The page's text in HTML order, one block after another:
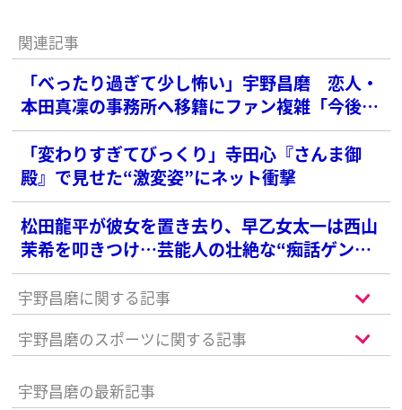
関連記事
「べったり過ぎて少し怖い」宇野昌磨 恋人・
本田真凜の事務所へ移籍にファン複雑「今後も
続けばよいですけど」
「変わりすぎてびっくり」寺田心『さんま御
殿』で見せた“激変姿”にネット衝撃
松田龍平が彼女を置き去り、早乙女太一は西山
茉希を叩きつけ…芸能人の壮絶な“痴話ゲン
カ”現場
宇野昌磨に関する記事
宇野昌磨のスポーツに関する記事
宇野昌磨の最新記事